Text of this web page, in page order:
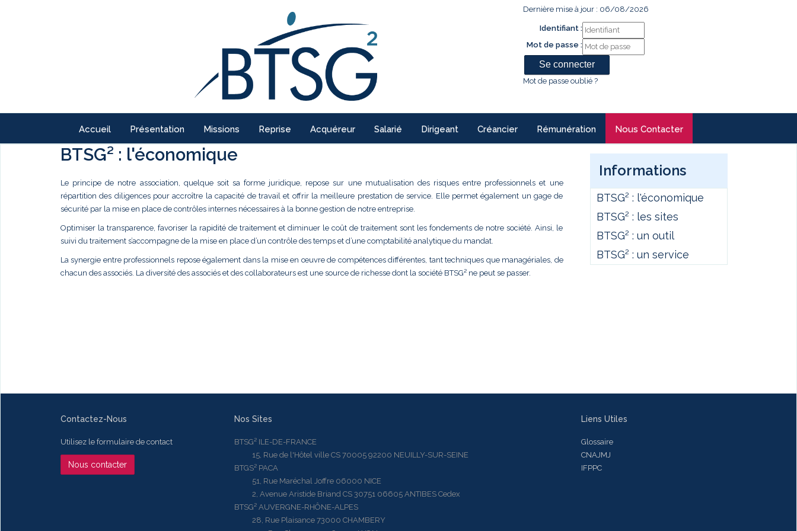
Dernière mise à jour : 06/08/2026
Identifiant :
Mot de passe :
Mot de passe oublié ?
Accueil Présentation Missions Reprise Acquéreur Salarié Dirigeant Créancier Rémunération Nous Contacter
BTSG² : l'économique
Le principe de notre association, quelque soit sa forme juridique, repose sur une mutualisation des risques entre professionnels et une
répartition des diligences pour accroître la capacité de travail et offrir la meilleure prestation de service. Elle permet également un gage de
sécurité par la mise en place de contrôles internes nécessaires à la bonne gestion de notre entreprise.
Optimiser la transparence, favoriser la rapidité de traitement et diminuer le coût de traitement sont les fondements de notre société. Ainsi, le
suivi du traitement s’accompagne de la mise en place d’un contrôle des temps et d’une comptabilité analytique du mandat.
La synergie entre professionnels repose également dans la mise en œuvre de compétences différentes, tant techniques que managériales, de
chacun des associés. La diversité des associés et des collaborateurs est une source de richesse dont la société BTSG² ne peut se passer.
Informations
BTSG² : l'économique
BTSG² : les sites
BTSG² : un outil
BTSG² : un service
Contactez-Nous
Utilisez le formulaire de contact
Nous contacter
Nos Sites
BTSG² ILE-DE-FRANCE
15, Rue de l'Hôtel ville CS 70005 92200 NEUILLY-SUR-SEINE
BTGS² PACA
51, Rue Maréchal Joffre 06000 NICE
2, Avenue Aristide Briand CS 30751 06605 ANTIBES Cedex
BTSG² AUVERGNE-RHÔNE-ALPES
28, Rue Plaisance 73000 CHAMBERY
Liens Utiles
Glossaire
CNAJMJ
IFPPC